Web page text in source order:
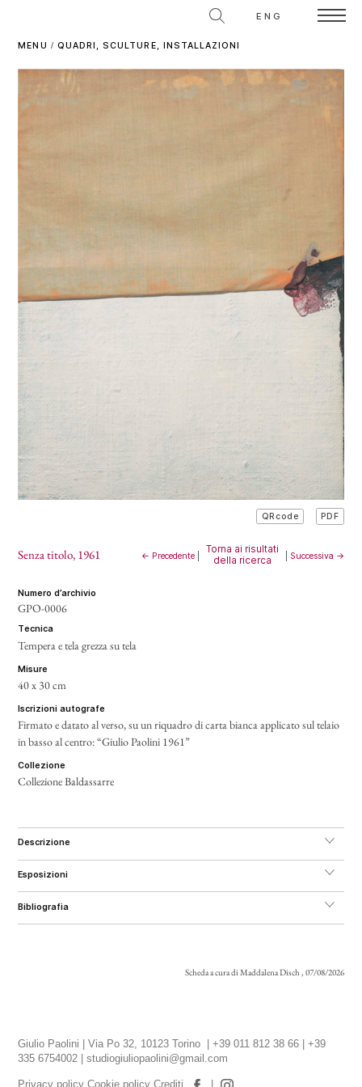
ENG
MENU / QUADRI, SCULTURE, INSTALLAZIONI
QRcode PDF
Senza titolo, 1961 ← Precedente|
Torna ai risultati
della ricerca
Successiva →
numero d’archivio
GPO-0006
tecnica
Tempera e tela grezza su tela
misure
40 x 30 cm
iscrizioni autografe
Firmato e datato al verso, su un riquadro di carta bianca applicato sul telaio
in basso al centro: “Giulio Paolini 1961”
collezione
Collezione Baldassarre
descrizione
esposizioni
bibliografia
Scheda a cura di Maddalena Disch , 07/08/2026
Giulio Paolini | Via Po 32, 10123 Torino | +39 011 812 38 66 | +39
335 6754002 |studiogiuliopaolini@gmail.com
Privacy policy Cookie policy Crediti